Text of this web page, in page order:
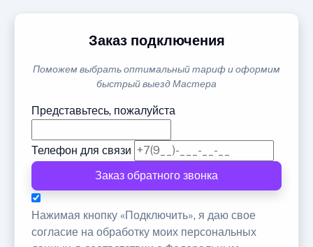
Заказ подключения
Поможем выбрать оптимальный тариф и оформим
быстрый выезд Мастера
Представьтесь, пожалуйста
Телефон для связи
Заказ обратного звонка
Нажимая кнопку «Подключить», я даю свое
согласие на обработку моих персональных